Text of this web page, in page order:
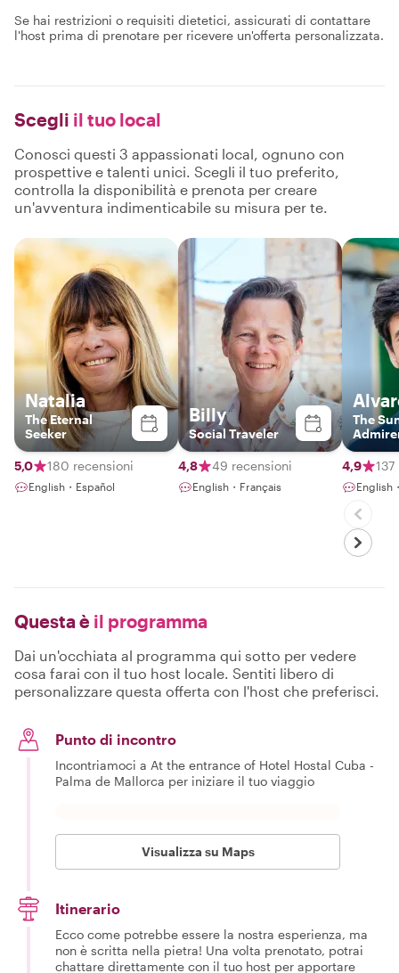
Se hai restrizioni o requisiti dietetici, assicurati di contattare
l'host prima di prenotare per ricevere un'offerta personalizzata.
Scegli il tuo local
Conosci questi 3 appassionati local, ognuno con
prospettive e talenti unici. Scegli il tuo preferito,
controlla la disponibilità e prenota per creare
un'avventura indimenticabile su misura per te.
Natalia
The Eternal
Seeker
5,0 180 recensioni
English・Español
Billy
Social Traveler
4,8 49 recensioni
English・Français
The
4,9
English
Questa è il programma
Dai un'occhiata al programma qui sotto per vedere
cosa farai con il tuo host locale. Sentiti libero di
personalizzare questa offerta con l'host che preferisci.
Punto di incontro
Incontriamoci a At the entrance of Hotel Hostal Cuba -
Palma de Mallorca per iniziare il tuo viaggio
Visualizza su Maps
Itinerario
Ecco come potrebbe essere la nostra esperienza, ma
non è scritta nella pietra! Una volta prenotato, potrai
chattare direttamente con il tuo host per apportare